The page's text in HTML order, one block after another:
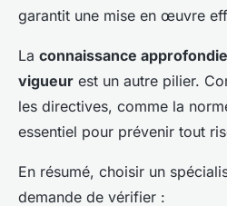
garantit une mise en œuvre
La connaissance
vigueur est un autre pilier.
les directives, comme la
essentiel pour prévenir tout
En résumé, choisir un
demande de vérifier :